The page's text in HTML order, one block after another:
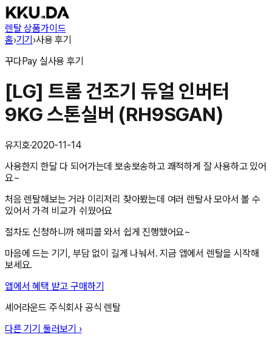
렌탈 상품가이드
홈›기기›사용 후기
꾸다Pay 실사용 후기
[LG] 트롬 건조기 듀얼 인버터
9KG 스톤실버 (RH9SGAN)
유지호·2020-11-14
사용한지 한달 다 되어가는데 뽀송뽀송하고 쾌적하게 잘 사용하고 있어
요~
처음 렌탈해보는 거라 이리저리 찾아봤는데 여러 렌탈사 모아서 볼 수
있어서 가격 비교가 쉬웠어요
절차도 신청하니까 해피콜 와서 쉽게 진행했어요~
마음에 드는 기기, 부담 없이 길게 나눠서. 지금 앱에서 렌탈을 시작해
보세요.
앱에서 혜택 받고 구매하기
셰어라운드 주식회사 공식 렌탈
다른 기기 둘러보기 ›